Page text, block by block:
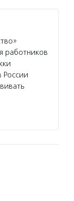
работников
России